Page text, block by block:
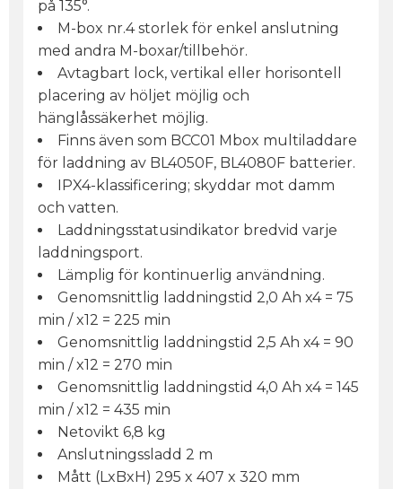
på 135°.
M-box nr.4 storlek för enkel anslutning
med andra M-boxar/tillbehör.
Avtagbart lock, vertikal eller horisontell
placering av höljet möjlig och
hänglåssäkerhet möjlig.
Finns även som BCC01 Mbox multiladdare
för laddning av BL4050F, BL4080F batterier.
IPX4-klassificering; skyddar mot damm
och vatten.
Laddningsstatusindikator bredvid varje
laddningsport.
Lämplig för kontinuerlig användning.
Genomsnittlig laddningstid 2,0 Ah x4 = 75
min / x12 = 225 min
Genomsnittlig laddningstid 2,5 Ah x4 = 90
min / x12 = 270 min
Genomsnittlig laddningstid 4,0 Ah x4 = 145
min / x12 = 435 min
Netovikt 6,8 kg
Anslutningssladd 2 m
Mått (LxBxH) 295 x 407 x 320 mm